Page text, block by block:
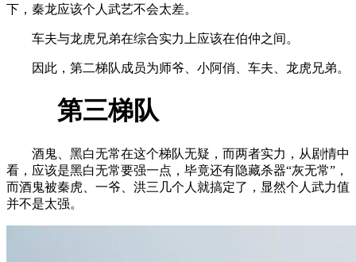
下，秦龙应该个人武艺不会太差。
车夫与龙虎兄弟在综合实力上应该在伯仲之间。
因此，第二梯队成员为师爷、小阿俏、车夫、龙虎兄弟。
第三梯队
酒鬼、黑白无常在这个梯队无疑，而两者实力，从剧情中
看，应该是黑白无常要强一点，毕竟还有隐藏杀器“灰无常”，
而酒鬼被秦虎、一爷、洪三几个人就搞定了，显然个人武力值
并不是太强。